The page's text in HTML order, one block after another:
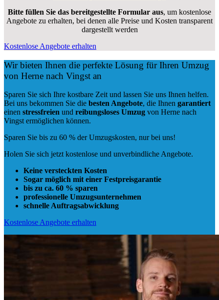
Bitte füllen Sie das bereitgestellte Formular aus, um kostenlose
Angebote zu erhalten, bei denen alle Preise und Kosten transparent
dargestellt werden
Kostenlose Angebote erhalten
Wir bieten Ihnen die perfekte Lösung für Ihren Umzug
von Herne nach Vingst an
Sparen Sie sich Ihre kostbare Zeit und lassen Sie uns Ihnen helfen.
Bei uns bekommen Sie die besten Angebote, die Ihnen garantiert
einen stressfreien und reibungsloses Umzug von Herne nach
Vingst ermöglichen können.
Sparen Sie bis zu 60 % der Umzugskosten, nur bei uns!
Holen Sie sich jetzt kostenlose und unverbindliche Angebote.
Keine versteckten Kosten
Sogar möglich mit einer Festpreisgarantie
bis zu ca. 60 % sparen
professionelle Umzugsunternehmen
schnelle Auftragsabwicklung
Kostenlose Angebote erhalten